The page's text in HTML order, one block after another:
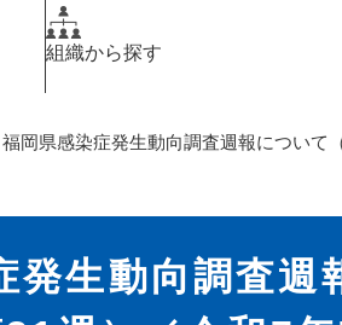
組織から探す
福岡県感染症発生動向調査週報について
発生動向調査週